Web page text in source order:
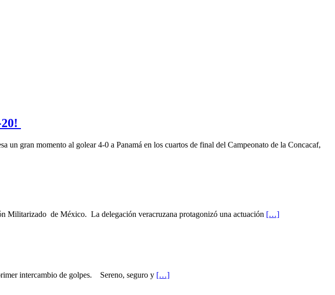
un gran momento al golear 4-0 a Panamá en los cuartos de final del Campeonato de la Concacaf,
Militarizado de México. La delegación veracruzana protagonizó una actuación […]
intercambio de golpes. Sereno, seguro y […]